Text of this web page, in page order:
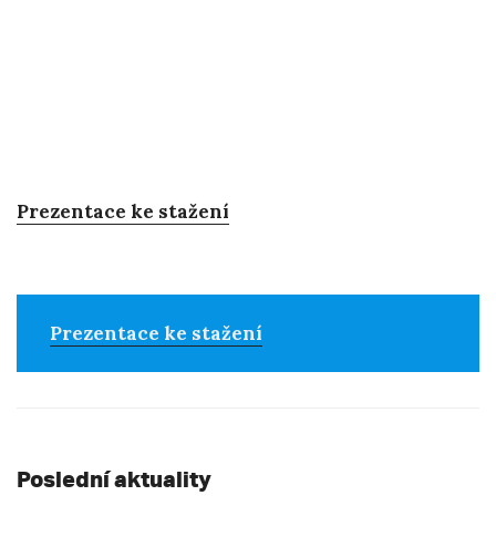
Prezentace ke stažení
Prezentace ke stažení
Poslední aktuality